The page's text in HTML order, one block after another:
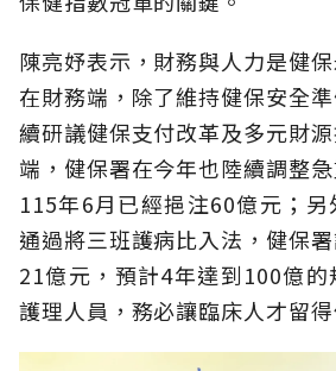
陳亮妤表示，財務與人力是健
在財務端，除了維持健保安全
續研議健保支付改革及多元財
端，健保署在今年也陸續調整
115年6月已經挹注60億元；
通過將三班護病比入法，健保
21億元，預計4年達到100億
護理人員，務必讓臨床人才留得